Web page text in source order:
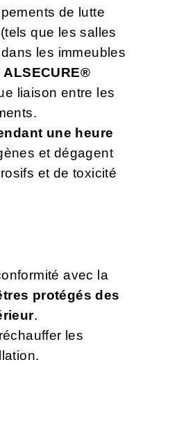
de lutte
que les salles
les immeubles
ALSECURE®
liaison entre les
une heure
et dégagent
et de toxicité
avec la
protégés des
.
les